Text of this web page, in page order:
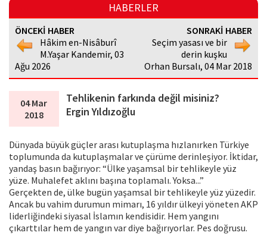
HABERLER
ÖNCEKİ HABER
Hâkim en-Nisâburî
M.Yaşar Kandemir, 03
Ağu 2026
SONRAKİ HABER
Seçim yasası ve bir
derin kuşku
Orhan Bursalı, 04 Mar 2018
04 Mar
2018
Tehlikenin farkında değil misiniz?
Ergin Yıldızoğlu
Dünyada büyük güçler arası kutuplaşma hızlanırken Türkiye
toplumunda da kutuplaşmalar ve çürüme derinleşiyor. İktidar,
yandaş basın bağırıyor: “Ülke yaşamsal bir tehlikeyle yüz
yüze. Muhalefet aklını başına toplamalı. Yoksa...”
Gerçekten de, ülke bugün yaşamsal bir tehlikeyle yüz yüzedir.
Ancak bu vahim durumun mimarı, 16 yıldır ülkeyi yöneten AKP
liderliğindeki siyasal İslamın kendisidir. Hem yangını
çıkarttılar hem de yangın var diye bağırıyorlar. Pes doğrusu.